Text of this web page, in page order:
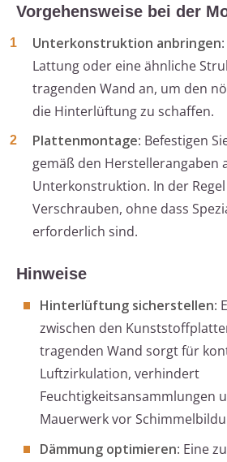
Vorgehensweise bei der
Unterkonstruktion anbringen
Lattung oder eine ähnliche
tragenden Wand an, um den
die Hinterlüftung zu schaffen.
Plattenmontage: Befestigen
gemäß den Herstellerangaben
Unterkonstruktion. In der
Verschrauben, ohne dass
erforderlich sind.
Hinweise
Hinterlüftung sicherstellen:
zwischen den
tragenden Wand sorgt für
Luftzirkulation, verhindert
Feuchtigkeitsansammlungen
Mauerwerk vor
Dämmung optimieren: Eine